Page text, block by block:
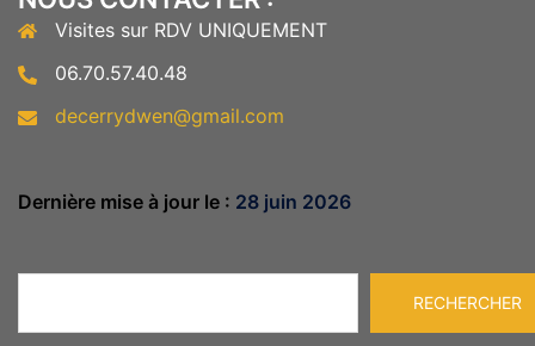
Visites sur RDV UNIQUEMENT
06.70.57.40.48
decerrydwen@gmail.com
Dernière mise à jour le : 28 juin 2026
RECHERCHER